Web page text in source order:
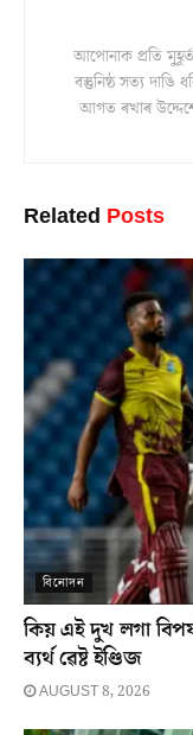
আপোনাক প্ৰতি
বস্তুনিষ্ঠ সত্য
আগত ৰখাৰ
Related Posts
বিনোদন
কিয় এই দুখ লগা
ব্যৰ্থ ৱেষ্ট ইণ্ডিজ
AUGUST 8, 2026